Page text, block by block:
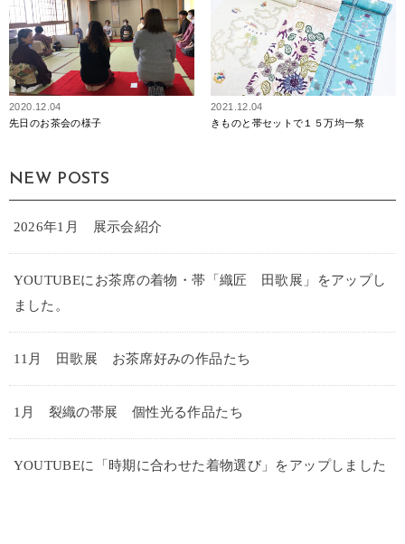
2020.12.04
先日のお茶会の様子
2021.12.04
きものと帯セットで１５万均一祭
NEW POSTS
2026年1月 展示会紹介
YOUTUBEにお茶席の着物・帯「織匠 田歌展」をアップし
ました。
11月 田歌展 お茶席好みの作品たち
1月 裂織の帯展 個性光る作品たち
YOUTUBEに「時期に合わせた着物選び」をアップしました